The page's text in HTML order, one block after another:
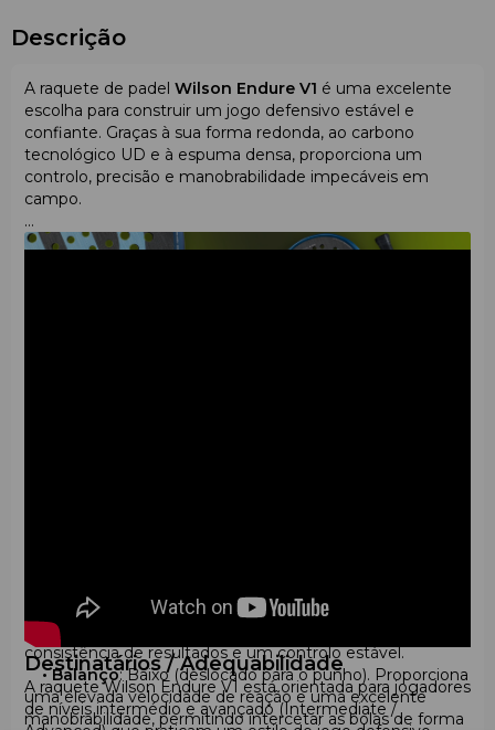
Descrição
A raquete de padel Wilson Endure V1 é uma excelente
escolha para construir um jogo defensivo estável e
confiante. Graças à sua forma redonda, ao carbono
tecnológico UD e à espuma densa, proporciona um
controlo, precisão e manobrabilidade impecáveis em
campo.
mais amplo possível, o que minimiza o número de erros
nas batidas descentradas e garante uma elevada
consistência de resultados e um controlo estável.
•Balanço: Baixo (deslocado para o punho). Proporciona
uma elevada velocidade de reação e uma excelente
manobrabilidade, permitindo intercetar as bolas de forma
Destinatários / Adequabilidade
A raquete Wilson Endure V1 está orientada para jogadores
de níveis intermédio e avançado (Intermediate /